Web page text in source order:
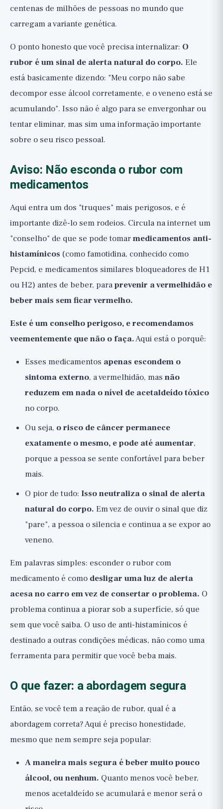
centenas de milhões de pessoas no mundo que
carregam a variante genética.
O ponto honesto que você precisa internalizar: O
rubor é um sinal de alerta natural do corpo. Ele
está basicamente dizendo: "Meu corpo não sabe
decompor esse álcool corretamente, e o veneno está se
acumulando". Isso não é algo para se envergonhar ou
tentar eliminar, mas sim uma informação importante
sobre o seu risco pessoal.
Aviso: Não esconda o rubor com
medicamentos
Aqui entra um dos "truques" mais perigosos, e é
importante dizê-lo sem rodeios. Circula na internet um
"conselho" de que se pode tomarmedicamentos anti-
histamínicos (como famotidina, conhecido como
Pepcid, e medicamentos similares bloqueadores de H1
ou H2) antes de beber, paraprevenir a vermelhidão e
beber mais sem ficar vermelho.
Este é um conselho perigoso, e recomendamos
veementemente que não o faça.Aqui está o porquê:
Esses medicamentos apenas escondem o
sintoma externo, a vermelhidão, mas não
reduzem em nada o nível de acetaldeído tóxico
no corpo.
Ou seja, o risco de câncer permanece
exatamente o mesmo, e pode até aumentar,
porque a pessoa se sente confortável para beber
mais.
O pior de tudo: Isso neutraliza o sinal de alerta
natural do corpo. Em vez de ouvir o sinal que diz
"pare", a pessoa o silencia e continua a se expor ao
veneno.
Em palavras simples: esconder o rubor com
medicamento é como desligar uma luz de alerta
acesa no carro em vez de consertar o problema. O
problema continua a piorar sob a superfície, só que
sem que você saiba. O uso de anti-histamínicos é
destinado a outras condições médicas, não como uma
ferramenta para permitir que você beba mais.
O que fazer: a abordagem segura
Então, se você tem a reação de rubor, qual é a
abordagem correta? Aqui é preciso honestidade,
mesmo que nem sempre seja popular:
A maneira mais segura é beber muito pouco
álcool, ou nenhum. Quanto menos você beber,
menos acetaldeído se acumulará e menor será o